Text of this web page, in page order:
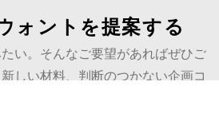
ォントを提案する
い。そんなご要望があればぜひご
しい材料、判断のつかない企画コ